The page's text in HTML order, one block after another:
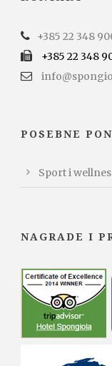
+385 22 348
+385 22 348
POSEBNE
Sport i
NAGRADE I